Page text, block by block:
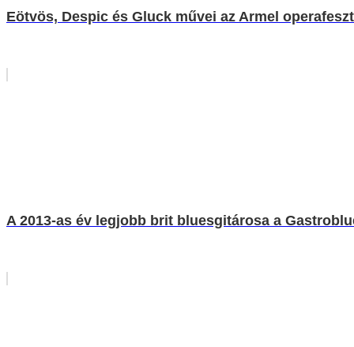
Eötvös, Despic és Gluck művei az Armel
A 2013-as év legjobb brit bluesgitárosa a